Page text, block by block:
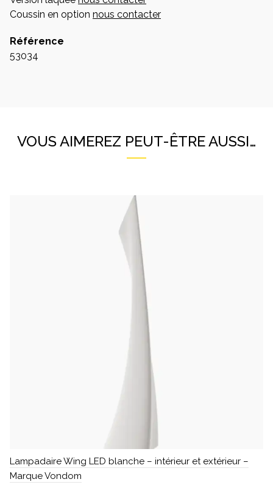
Coussin en option nous contacter
Référence
53034
VOUS AIMEREZ PEUT-ÊTRE AUSSI…
Lampadaire Wing LED blanche – intérieur et extérieur –
Marque Vondom